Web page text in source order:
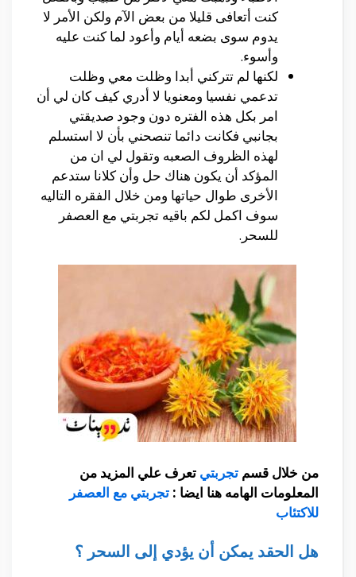
كنت أتعافى قليلا من بعض الآم ولكن الأمر لا
يدوم سوى بضعه أيام وأعود لما كنت عليه
وأسوء.
لكنها لم تتركني أبدا وظلت معي وظلت
تدعمي نفسيا ومعنويا لا أدري كيف كان لي أن
امر بكل هذه الفتره دون وجود صديقتي
بجانبي فكانت دائما تنصحني بأن لا استسلم
لهذه الظروف الصعبه وتقول لي ان من
المؤكد أن يكون هناك حل وأن كلانا ستدعم
الأخرى طوال حياتها ومن خلال الفقره التاليه
سوف اكمل لكم باقيه تجربتي مع العصفر
للسحر.
من خلال قسم تجربتي تعرف علي المزيد من
المعلومات الهامه هنا ايضا : تجربتي مع العصفر
للاكتئاب
هل الحقد يمكن أن يؤدي إلى السحر ؟